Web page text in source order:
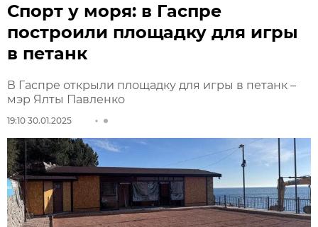
Спорт у моря: в Гаспре
построили площадку для игры
в петанк
В Гаспре открыли площадку для игры в петанк –
мэр Ялты Павленко
19:10 30.01.2025